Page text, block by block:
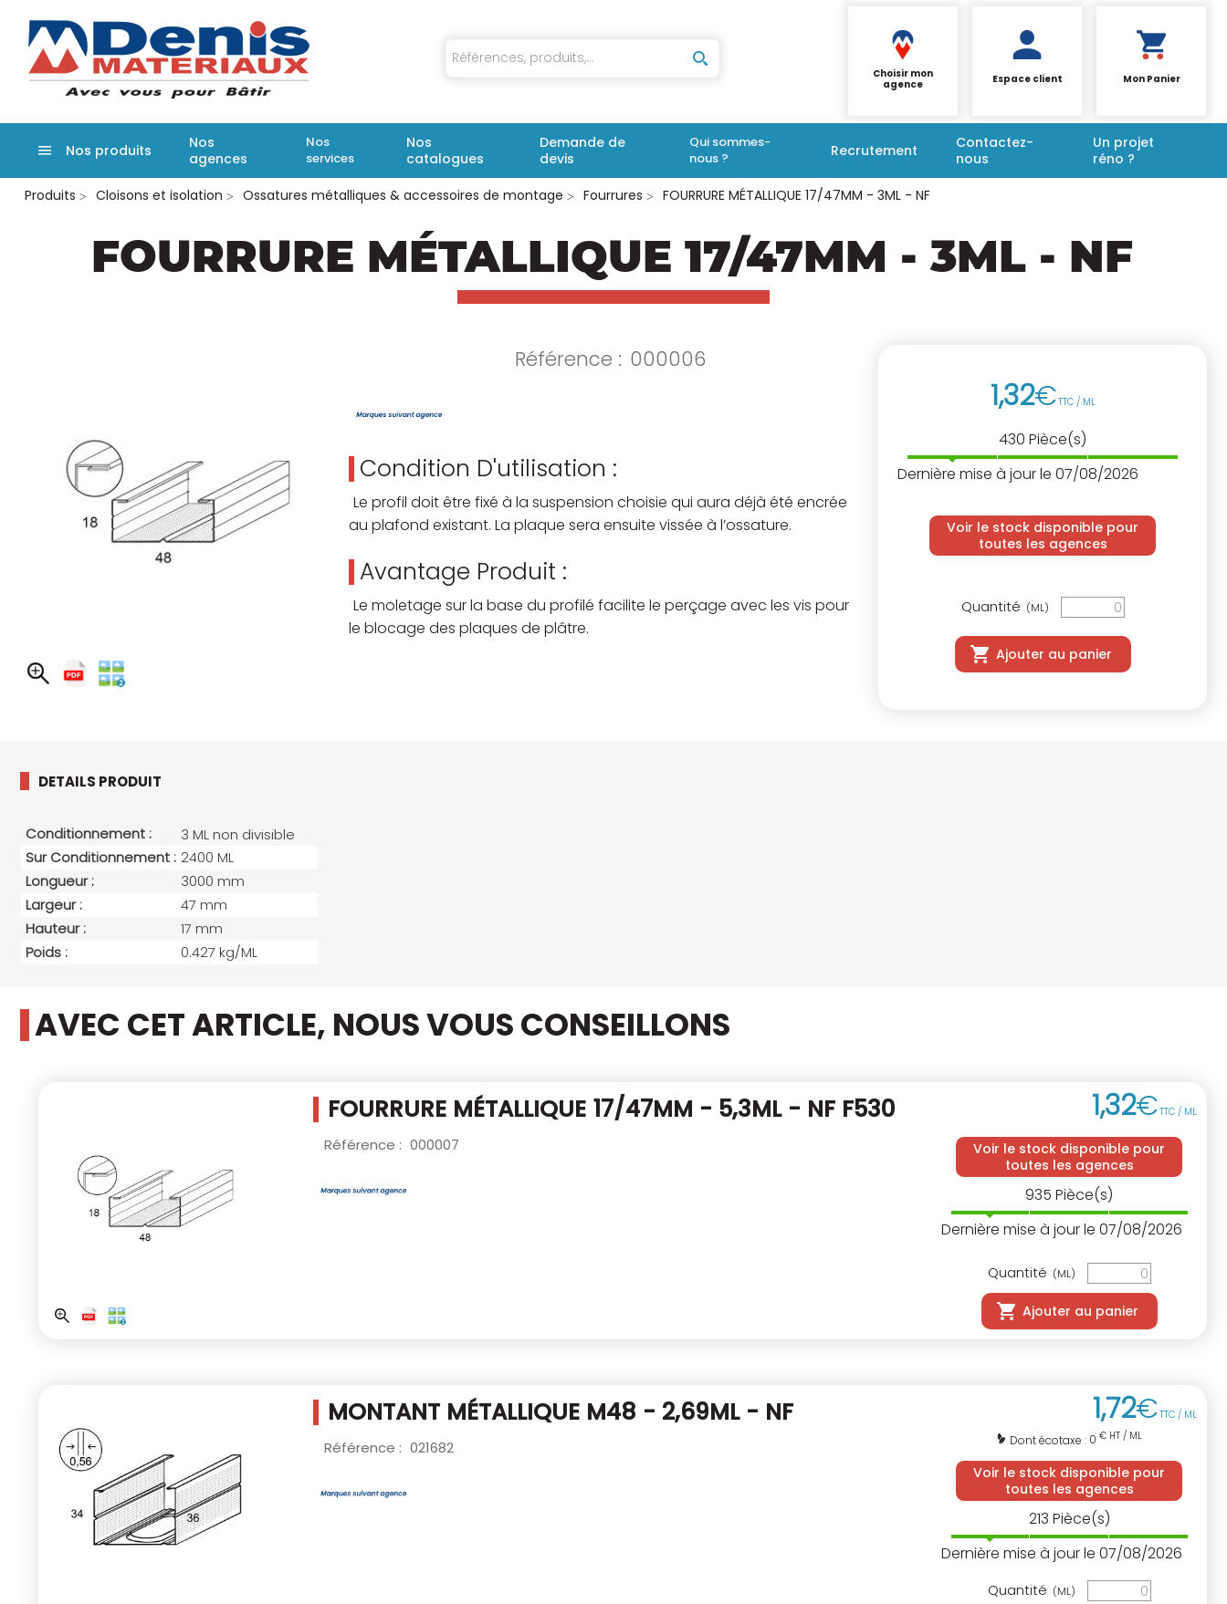
Aller
Choisir mon
agence
Espace client Mon Panier
Nos produits
Nos
agences
Nos
services
Nos
catalogues
Demande de
devis
Qui sommes-
nous ?
Recrutement
Contactez-
nous
Un projet
réno ?
Produits
Cloisons et isolation Ossatures métalliques & accessoires de montage Fourrures FOURRURE MÉTALLIQUE 17/47MM - 3ML - NF
FOURRURE MÉTALLIQUE 17/47MM - 3ML - NF
Référence : 000006
Condition D'utilisation :
Le profil doit être fixé à la suspension choisie qui aura déjà été encrée
au plafond existant. La plaque sera ensuite vissée à l’ossature.
Avantage Produit :
Le moletage sur la base du profilé facilite le perçage avec les vis pour
le blocage des plaques de plâtre.
1,32€TTC / ML
430 Pièce(s)
Dernière mise à jour le 07/08/2026
Voir le stock disponible pour
toutes les agences
Quantité (ML)
Ajouter au panier
DETAILS PRODUIT
Conditionnement :
3 ML non divisible
Sur Conditionnement : 2400 ML
Longueur :
3000 mm
Largeur :
47 mm
Hauteur :
17 mm
Poids :
0.427 kg/ML
AVEC CET ARTICLE, NOUS VOUS CONSEILLONS
FOURRURE MÉTALLIQUE 17/47MM - 5,3ML - NF F530
Référence : 000007
1,32€TTC / ML
Voir le stock disponible pour
toutes les agences
935 Pièce(s)
Dernière mise à jour le 07/08/2026
Quantité (ML)
Ajouter au panier
MONTANT MÉTALLIQUE M48 - 2,69ML - NF
Référence : 021682
1,72€TTC / ML
Dont écotaxe : 0 € HT / ML
Voir le stock disponible pour
toutes les agences
213 Pièce(s)
Dernière mise à jour le 07/08/2026
Quantité (ML)